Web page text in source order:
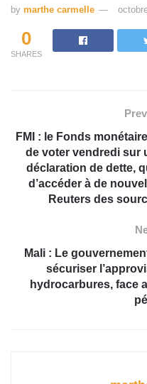
by marthe carmelle
0
SHARES
FMI : le Fonds
de voter vendredi sur
déclaration de dette,
d’accéder à de
Reuters des
Mali : Le
sécuriser
hydrocarbures, face